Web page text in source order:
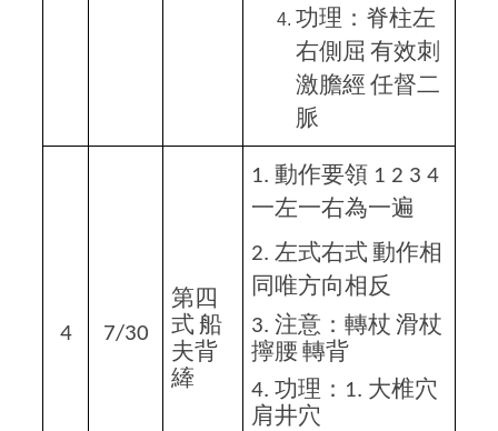
功理：脊柱左
右側屈 有效刺
激膽經 任督二
脈
4 7/30
第四
式船
夫背
縴
1. 動作要領 1 2 3 4
一左一右為一遍
2. 左式右式動作相
同唯方向相反
3. 注意：轉杖 滑杖
擰腰轉背
4. 功理： 1. 大椎穴
肩井穴